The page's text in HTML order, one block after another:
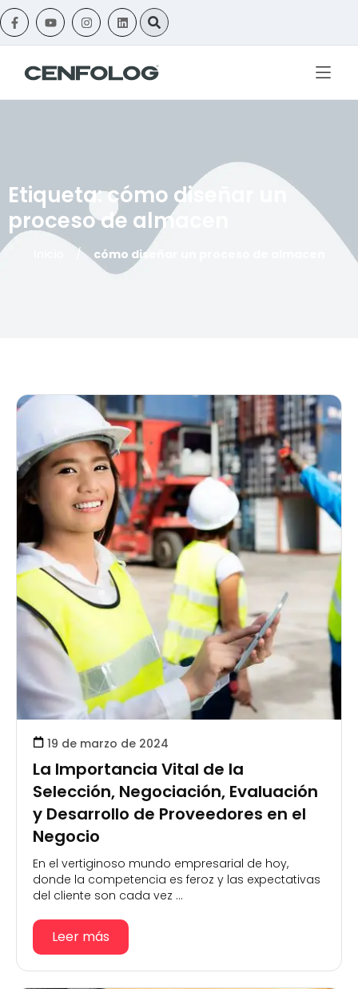
Etiqueta: cómo diseñar un
proceso de almacen
/ cómo diseñar un proceso de almacen
19 de marzo de 2024
La Importancia Vital de la
Selección, Negociación, Evaluación
y Desarrollo de Proveedores en el
Negocio
En el vertiginoso mundo empresarial de hoy,
donde la competencia es feroz y las expectativas
del cliente son cada vez ...
Leer más